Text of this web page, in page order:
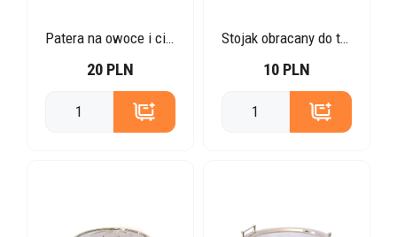
Patera na owoce i ciastka
20 PLN
Stojak obracany do tortów i ciast
10 PLN